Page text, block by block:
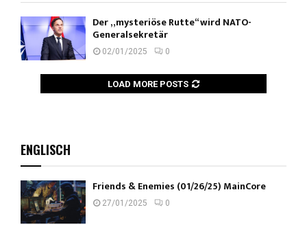
Der „mysteriöse Rutte“ wird NATO-
Generalsekretär
02/01/2025 0
LOAD MORE POSTS
ENGLISCH
Friends & Enemies (01/26/25) MainCore
27/01/2025 0